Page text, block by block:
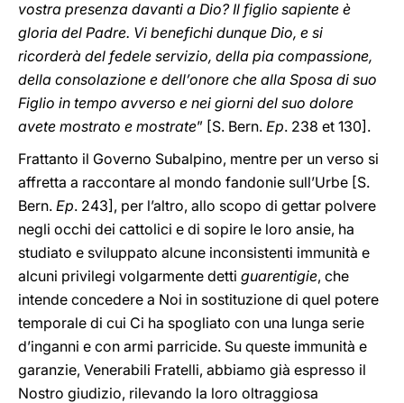
vostra presenza davanti a Dio? Il figlio sapiente è
gloria del Padre. Vi benefichi dunque Dio, e si
ricorderà del fedele servizio, della pia compassione,
della consolazione e dell’onore che alla Sposa di suo
Figlio in tempo avverso e nei giorni del suo dolore
avete mostrato e mostrate” [S. Bern. Ep. 238 et 130].
Frattanto il Governo Subalpino, mentre per un verso si
affretta a raccontare al mondo fandonie sull’Urbe [S.
Bern. Ep. 243], per l’altro, allo scopo di gettar polvere
negli occhi dei cattolici e di sopire le loro ansie, ha
studiato e sviluppato alcune inconsistenti immunità e
alcuni privilegi volgarmente detti guarentigie, che
intende concedere a Noi in sostituzione di quel potere
temporale di cui Ci ha spogliato con una lunga serie
d’inganni e con armi parricide. Su queste immunità e
garanzie, Venerabili Fratelli, abbiamo già espresso il
Nostro giudizio, rilevando la loro oltraggiosa